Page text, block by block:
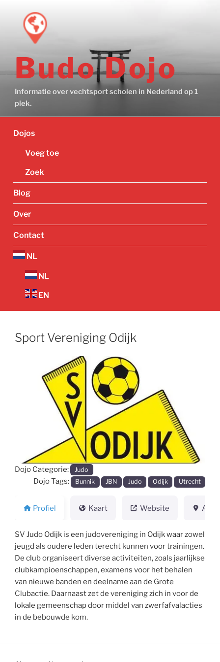
Budo Dojo
Informatie over vechtsport scholen in Nederland op 1
plek.
Dojos
Voeg toe
Zoek
Blog
Over
Contact
NL
NL
EN
Sport Vereniging Odijk
Dojo Categorie: Judo
Dojo Tags: Bunnik JBN Judo Odijk Utrecht
Profiel Kaart Website
SV Judo Odijk is een judovereniging in Odijk waar zowel
jeugd als oudere leden terecht kunnen voor trainingen.
De club organiseert diverse activiteiten, zoals jaarlijkse
clubkampioenschappen, examens voor het behalen
van nieuwe banden en deelname aan de Grote
Clubactie. Daarnaast zet de vereniging zich in voor de
lokale gemeenschap door middel van zwerfafvalacties
in de bebouwde kom.